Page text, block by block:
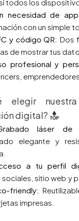
todos los
necesidad de
con un simple
y código QR: Dos
de mostrar tus
profesional y
elegir
digital?
láser de
elegante y
a tu perfil
sociales, sitio web y
friendly:
impresas.